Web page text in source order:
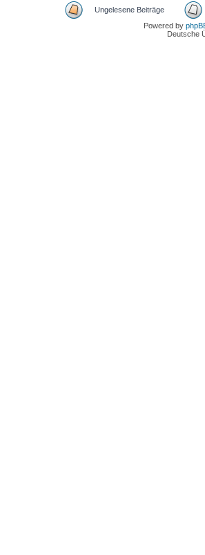
Ungelesene Beiträge
Powered by
Deutsche